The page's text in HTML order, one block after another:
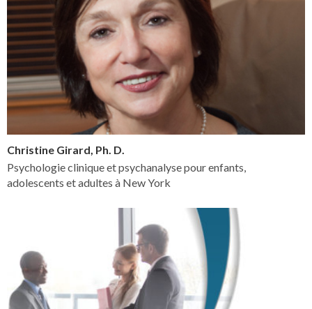
Christine Girard, Ph. D.
Psychologie clinique et psychanalyse pour enfants,
adolescents et adultes à New York